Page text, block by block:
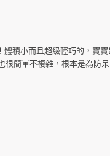
積小而且超級輕巧的，寶
簡單不複雜，根本是為防呆